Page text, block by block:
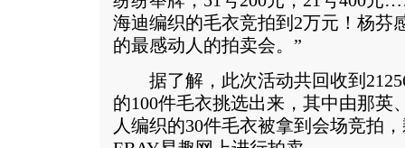
海迪编织的毛衣竞拍到2万元！杨芬
的最感动人的拍卖会。”
据了解，此次活动共回收到
的100件毛衣挑选出来，其中由那英
人编织的30件毛衣被拿到会场竞拍